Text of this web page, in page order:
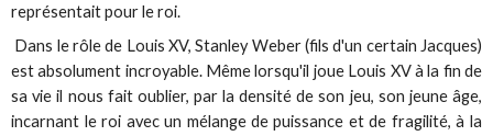
représentait pour le roi.
Dans le rôle de Louis XV, Stanley Weber (fils d'un certain Jacques)
est absolument incroyable. Même lorsqu'il joue Louis XV à la fin de
sa vie il nous fait oublier, par la densité de son jeu, son jeune âge,
incarnant le roi avec un mélange de puissance et de fragilité, à la